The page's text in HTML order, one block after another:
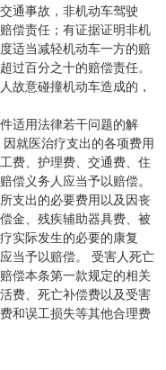
通事故，非机动车驾驶
偿责任；有证据证明非机
适当减轻机动车一方的赔
过百分之十的赔偿责任。
故意碰撞机动车造成的，
适用法律若干问题的解
就医治疗支出的各项费用
费、护理费、交通费、住
偿义务人应当予以赔偿。
支出的必要费用以及因丧
金、残疾辅助器具费、被
实际发生的必要的康复
当予以赔偿。 受害人死亡
偿本条第一款规定的相关
费、死亡补偿费以及受害
和误工损失等其他合理费